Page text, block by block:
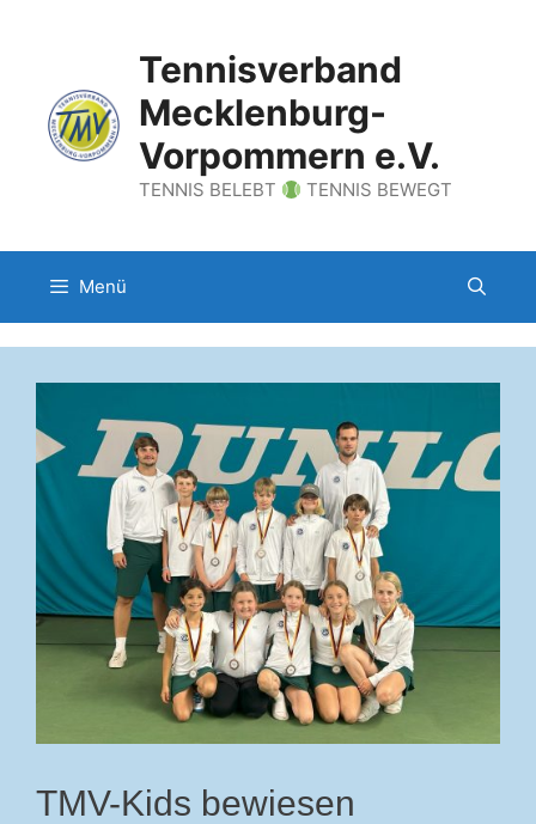
Tennisverband
Mecklenburg-
Vorpommern e.V.
TENNIS BELEBT TENNIS BEWEGT
Menü
TMV-Kids bewiesen